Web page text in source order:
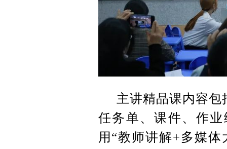
主讲精品课内容
任务单、课件、作
用“教师讲解+多媒